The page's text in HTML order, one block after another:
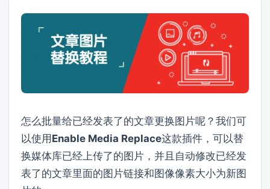
怎么批量给已经发表了的文章更换图片呢？我们可
以使用 Enable Media Replace这款插件，可以替
换媒体库已经上传了的图片，并且自动修改已经发
表了的文章里面的图片链接和图像像素大小为新图